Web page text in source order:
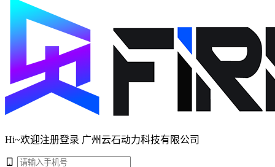
Hi~欢迎注册登录 广州云石动力科技有限公司